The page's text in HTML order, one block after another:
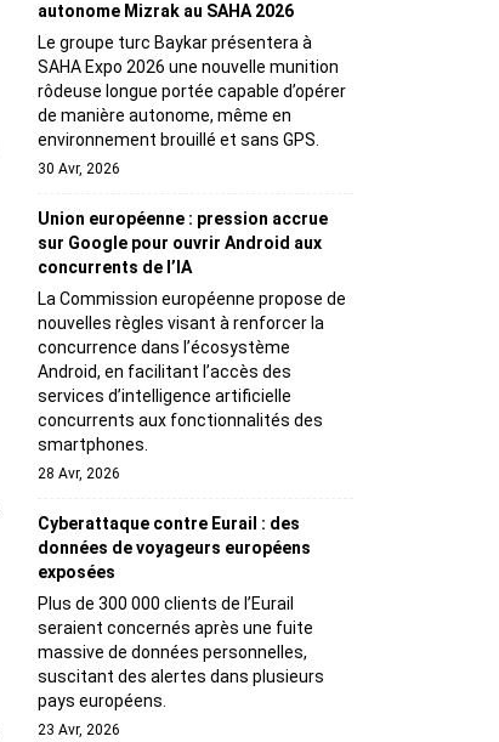
autonome Mizrak au SAHA 2026
Le groupe turc Baykar présentera à
SAHA Expo 2026 une nouvelle munition
rôdeuse longue portée capable d’opérer
de manière autonome, même en
environnement brouillé et sans GPS.
30 Avr, 2026
Union européenne : pression accrue
sur Google pour ouvrir Android aux
concurrents de l’IA
La Commission européenne propose de
nouvelles règles visant à renforcer la
concurrence dans l’écosystème
Android, en facilitant l’accès des
services d’intelligence artificielle
concurrents aux fonctionnalités des
smartphones.
28 Avr, 2026
Cyberattaque contre Eurail : des
données de voyageurs européens
exposées
Plus de 300 000 clients de l’Eurail
seraient concernés après une fuite
massive de données personnelles,
suscitant des alertes dans plusieurs
pays européens.
23 Avr, 2026